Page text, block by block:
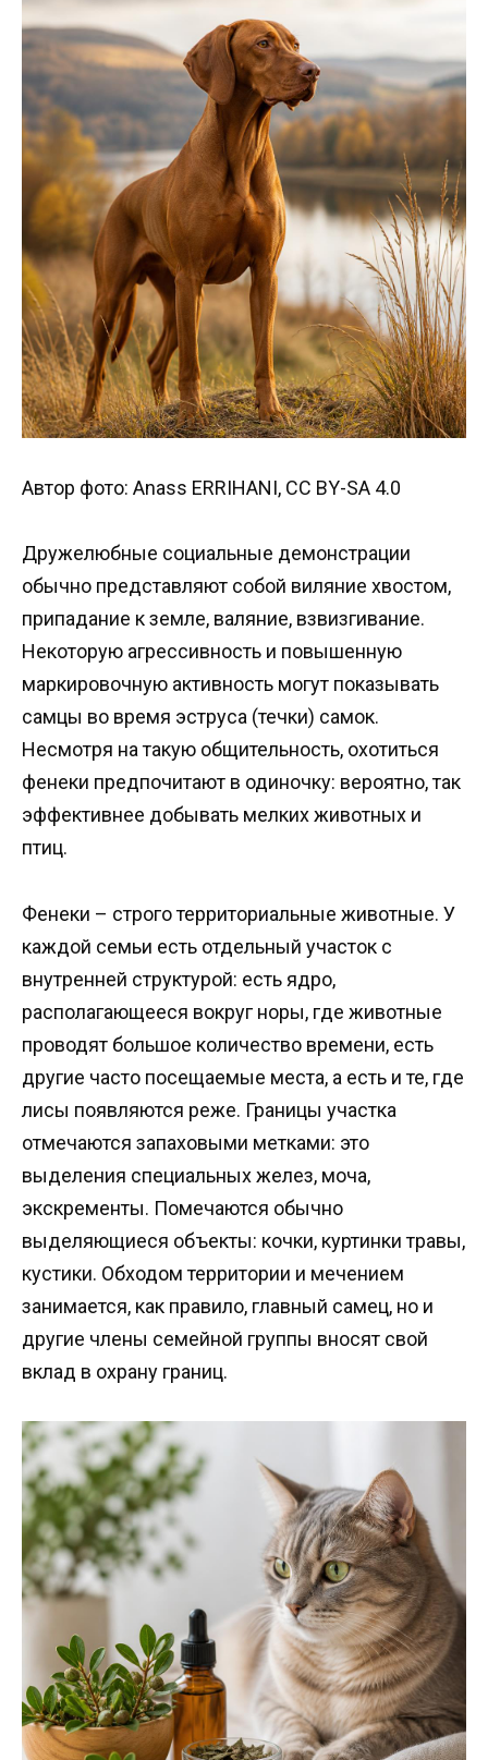
Автор фото: Anass ERRIHANI, CC BY-SA 4.0
Дружелюбные социальные демонстрации
обычно представляют собой виляние хвостом,
припадание к земле, валяние, взвизгивание.
Некоторую агрессивность и повышенную
маркировочную активность могут показывать
самцы во время эструса (течки) самок.
Несмотря на такую общительность, охотиться
фенеки предпочитают в одиночку: вероятно, так
эффективнее добывать мелких животных и
птиц.
Фенеки – строго территориальные животные. У
каждой семьи есть отдельный участок с
внутренней структурой: есть ядро,
располагающееся вокруг норы, где животные
проводят большое количество времени, есть
другие часто посещаемые места, а есть и те, где
лисы появляются реже. Границы участка
отмечаются запаховыми метками: это
выделения специальных желез, моча,
экскременты. Помечаются обычно
выделяющиеся объекты: кочки, куртинки травы,
кустики. Обходом территории и мечением
занимается, как правило, главный самец, но и
другие члены семейной группы вносят свой
вклад в охрану границ.